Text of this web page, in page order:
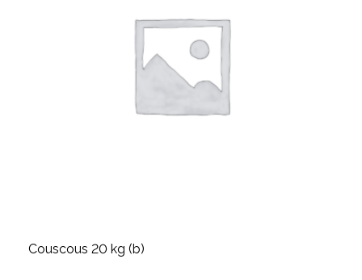
Couscous 20 kg (b)